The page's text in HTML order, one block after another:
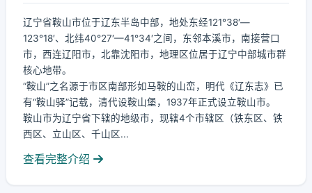
辽宁省鞍山市位于辽东半岛中部，地处东经121°38′—
123°18′、北纬40°27′—41°34′之间，东邻本溪市，南接营口
市，西连辽阳市，北靠沈阳市，地理区位居于辽宁中部城市群
核心地带。
“鞍山”之名源于市区南部形如马鞍的山峦，明代《辽东志》已
有“鞍山驿”记载，清代设鞍山堡，1937年正式设立鞍山市。
鞍山市为辽宁省下辖的地级市，现辖4个市辖区（铁东区、铁
西区、立山区、千山区...
查看完整介绍